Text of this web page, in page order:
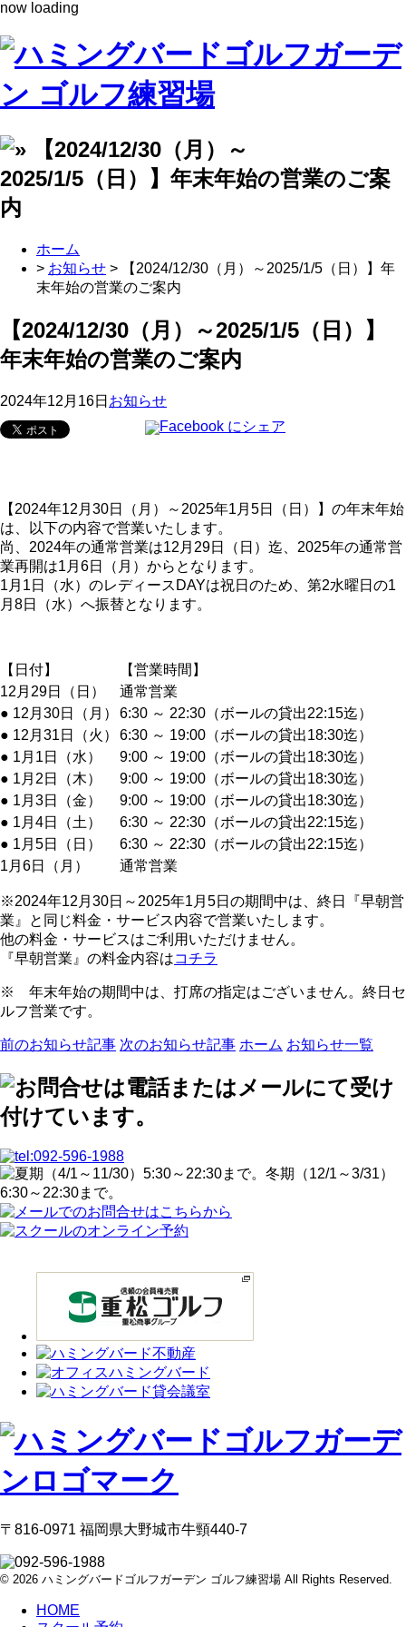
now loading
ホーム
> お知らせ > 【2024/12/30（月）～2025/1/5（日）】年
末年始の営業のご案内
【2024/12/30（月）～2025/1/5（日）】
年末年始の営業のご案内
2024年12月16日 お知らせ
【2024年12月30日（月）～2025年1月5日（日）】の年末年始
は、以下の内容で営業いたします。
尚、2024年の通常営業は12月29日（日）迄、2025年の通常営
業再開は1月6日（月）からとなります。
1月1日（水）のレディースDAYは祝日のため、第2水曜日の1
月8日（水）へ振替となります。
【日付】
【営業時間】
12月29日（日）
通常営業
● 12月30日（月）
6:30 ～ 22:30（ボールの貸出22:15迄）
● 12月31日（火）
6:30 ～ 19:00（ボールの貸出18:30迄）
● 1月1日（水）
9:00 ～ 19:00（ボールの貸出18:30迄）
● 1月2日（木）
9:00 ～ 19:00（ボールの貸出18:30迄）
● 1月3日（金）
9:00 ～ 19:00（ボールの貸出18:30迄）
● 1月4日（土）
6:30 ～ 22:30（ボールの貸出22:15迄）
● 1月5日（日）
6:30 ～ 22:30（ボールの貸出22:15迄）
1月6日（月）
通常営業
※2024年12月30日～2025年1月5日の期間中は、終日『早朝営
業』と同じ料金・サービス内容で営業いたします。
他の料金・サービスはご利用いただけません。
『早朝営業』の料金内容はコチラ
※ 年末年始の期間中は、打席の指定はございません。終日セ
ルフ営業です。
前のお知らせ記事 次のお知らせ記事 ホーム お知らせ一覧
〒816-0971 福岡県大野城市牛頸440-7
© 2026 ハミングバードゴルフガーデン ゴルフ練習場 All Rights Reserved.
HOME